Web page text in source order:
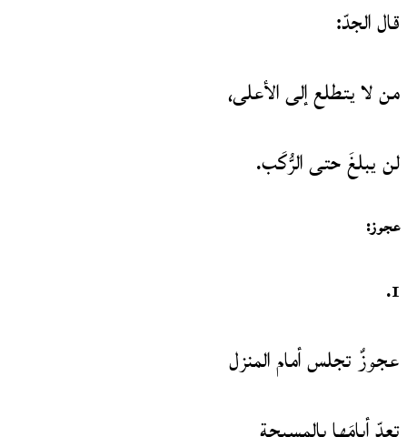
قال الجدّ:
من لا يتطلع إلى الأعلى،
لن يبلغَ حتى الرُّكَب.
عجوز:
1.
عجوزٌ تجلس أمام المنزل